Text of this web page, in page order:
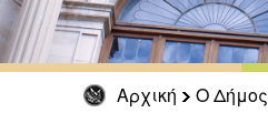
Αρχική Ο Δήμος